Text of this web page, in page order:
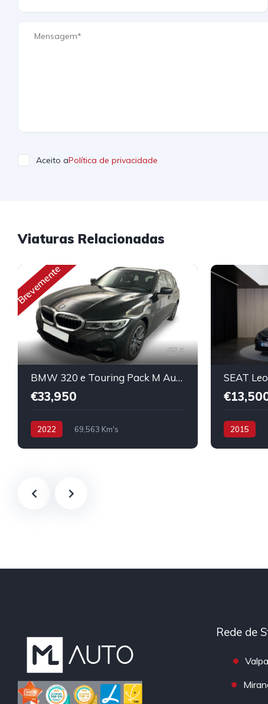
Aceito aPolítica de privacidade
Viaturas Relacionadas
Brevemente
5
BMW 320 e Touring Pack M Auto
€33,950
2022
69,563 Km's
SEAT
2015
Rede de